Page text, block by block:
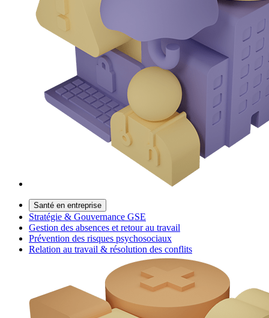
Santé en entreprise
Stratégie & Gouvernance GSE
Gestion des absences et retour au travail
Prévention des risques psychosociaux
Relation au travail & résolution des conflits